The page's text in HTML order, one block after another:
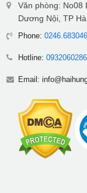
Văn phòng: No08
Dương Nội, TP
Phone:
Hotline: 0932060286
Email: